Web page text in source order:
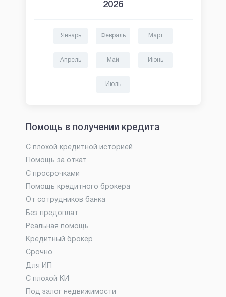
2026
Январь Февраль Март
Апрель Май Июнь
Июль
Помощь в получении кредита
С плохой кредитной историей
Помощь за откат
С просрочками
Помощь кредитного брокера
От сотрудников банка
Без предоплат
Реальная помощь
Кредитный брокер
Срочно
Для ИП
С плохой КИ
Под залог недвижимости